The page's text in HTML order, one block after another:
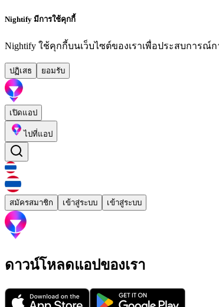
Nightify มีการใช้คุกกี้
Nightify ใช้คุกกี้บนเว็บไซต์ของเราเพื่อประสบการณ์
ปฏิเสธ ยอมรับ
เปิดแอป
ไปที่แอป
สมัครสมาชิก เข้าสู่ระบบ เข้าสู่ระบบ
ดาวน์โหลดแอปของเรา